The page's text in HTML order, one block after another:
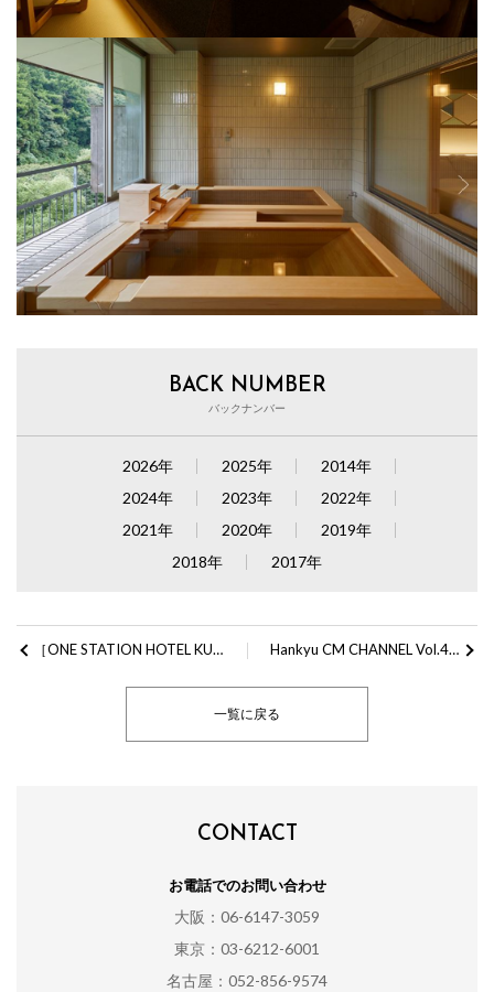
BACK NUMBER
バックナンバー
2026年 2025年
2014年
2024年
2023年
2022年
2021年
2020年
2019年
2018年
2017年
［ONE STATION HOTEL KUMAMOTO（ワンステーションホテル熊本）］リニューアルオープンのお知らせ Hankyu CM CHANNEL Vol.44発行のお知らせ
一覧に戻る
CONTACT
お電話でのお問い合わせ
大阪：06-6147-3059
東京：03-6212-6001
名古屋：052-856-9574